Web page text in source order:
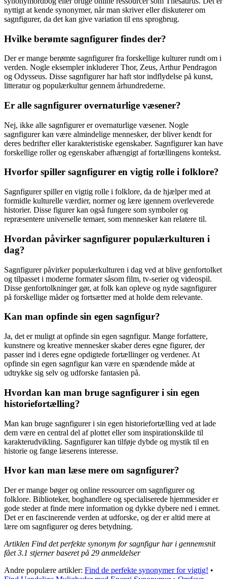
nyttigt at kende synonymer, når man skriver eller diskuterer om
sagnfigurer, da det kan give variation til ens sprogbrug.
Hvilke berømte sagnfigurer findes der?
Der er mange berømte sagnfigurer fra forskellige kulturer rundt om i
verden. Nogle eksempler inkluderer Thor, Zeus, Arthur Pendragon
og Odysseus. Disse sagnfigurer har haft stor indflydelse på kunst,
litteratur og populærkultur gennem århundrederne.
Er alle sagnfigurer overnaturlige væsener?
Nej, ikke alle sagnfigurer er overnaturlige væsener. Nogle
sagnfigurer kan være almindelige mennesker, der bliver kendt for
deres bedrifter eller karakteristiske egenskaber. Sagnfigurer kan have
forskellige roller og egenskaber afhængigt af fortællingens kontekst.
Hvorfor spiller sagnfigurer en vigtig rolle i folklore?
Sagnfigurer spiller en vigtig rolle i folklore, da de hjælper med at
formidle kulturelle værdier, normer og lære igennem overleverede
historier. Disse figurer kan også fungere som symboler og
repræsentere universelle temaer, som mennesker kan relatere til.
Hvordan påvirker sagnfigurer populærkulturen i
dag?
Sagnfigurer påvirker populærkulturen i dag ved at blive genfortolket
og tilpasset i moderne formater såsom film, tv-serier og videospil.
Disse genfortolkninger gør, at folk kan opleve og nyde sagnfigurer
på forskellige måder og fortsætter med at holde dem relevante.
Kan man opfinde sin egen sagnfigur?
Ja, det er muligt at opfinde sin egen sagnfigur. Mange forfattere,
kunstnere og kreative mennesker skaber deres egne figurer, der
passer ind i deres egne opdigtede fortællinger og verdener. At
opfinde sin egen sagnfigur kan være en spændende måde at
udtrykke sig selv og udforske fantasien på.
Hvordan kan man bruge sagnfigurer i sin egen
historiefortælling?
Man kan bruge sagnfigurer i sin egen historiefortælling ved at lade
dem være en central del af plottet eller som inspirationskilde til
karakterudvikling. Sagnfigurer kan tilføje dybde og mystik til en
historie og fange læserens interesse.
Hvor kan man læse mere om sagnfigurer?
Der er mange bøger og online ressourcer om sagnfigurer og
folklore. Biblioteker, boghandlere og specialiserede hjemmesider er
gode steder at finde mere information og dykke dybere ned i emnet.
Det er en fascinerende verden at udforske, og der er altid mere at
lære om sagnfigurer og deres betydning.
Artiklen Find det perfekte synonym for sagnfigur har i gennemsnit
fået3.1 stjerner baseret på 29 anmeldelser
Andre populære artikler: Find de perfekte synonymer for vigtig! •